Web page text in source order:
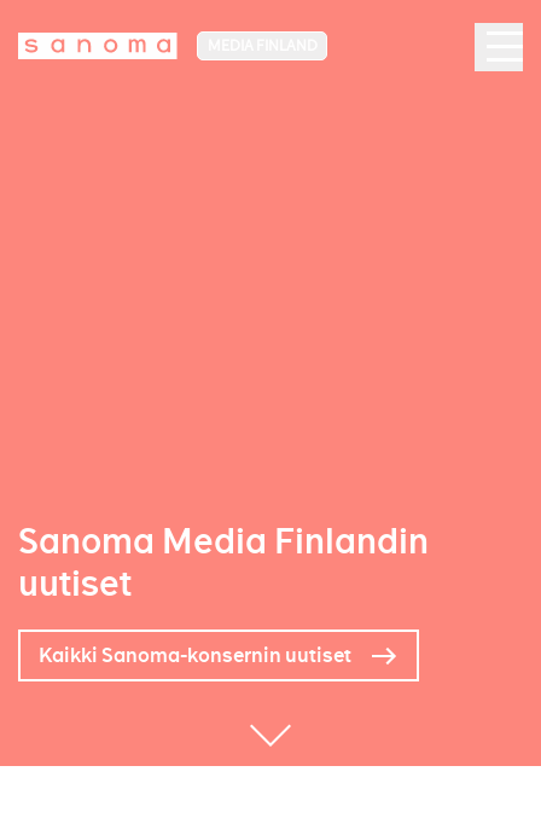
Sanoma Media Finlandin
uutiset
Kaikki Sanoma-konsernin uutiset